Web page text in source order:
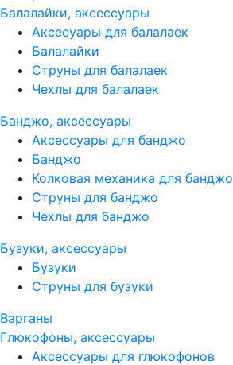
Балалайки, аксессуары
Аксесуары для балалаек
Балалайки
Струны для балалаек
Чехлы для балалаек
Банджо, аксессуары
Аксессуары для банджо
Банджо
Колковая механика для банджо
Струны для банджо
Чехлы для банджо
Бузуки, аксессуары
Бузуки
Струны для бузуки
Варганы
Глюкофоны, аксессуары
Аксессуары для глюкофонов